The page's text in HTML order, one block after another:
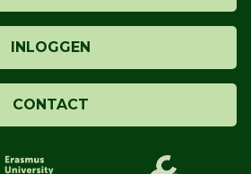
INLOGGEN
CONTACT